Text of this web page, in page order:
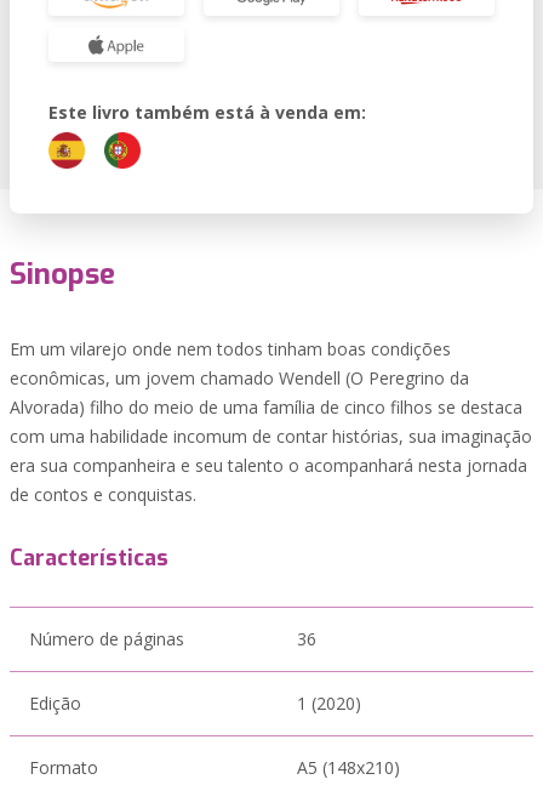
Este livro também está à venda em:
Sinopse
Em um vilarejo onde nem todos tinham boas condições
econômicas, um jovem chamado Wendell (O Peregrino da
Alvorada) filho do meio de uma família de cinco filhos se destaca
com uma habilidade incomum de contar histórias, sua imaginação
era sua companheira e seu talento o acompanhará nesta jornada
de contos e conquistas.
Características
Número de páginas 36
Edição 1 (2020)
Formato A5 (148x210)